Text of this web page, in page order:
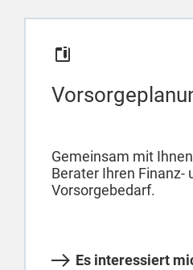
Gemeinsam mit
Berater Ihren Finanz-
Vorsorgebedarf.
Es interessiert